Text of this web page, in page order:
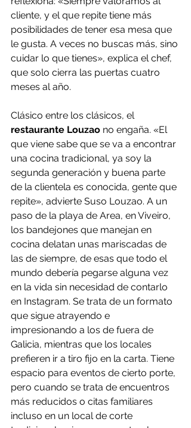
cliente, y el que repite tiene más
posibilidades de tener esa mesa que
le gusta. A veces no buscas más, sino
cuidar lo que tienes», explica el chef,
que solo cierra las puertas cuatro
meses al año.
Clásico entre los clásicos, el
restaurante Louzao no engaña. «El
que viene sabe que se va a encontrar
una cocina tradicional, ya soy la
segunda generación y buena parte
de la clientela es conocida, gente que
repite», advierte Suso Louzao. A un
paso de la playa de Area, en Viveiro,
los bandejones que manejan en
cocina delatan unas mariscadas de
las de siempre, de esas que todo el
mundo debería pegarse alguna vez
en la vida sin necesidad de contarlo
en Instagram. Se trata de un formato
que sigue atrayendo e
impresionando a los de fuera de
Galicia, mientras que los locales
prefieren ir a tiro fijo en la carta. Tiene
espacio para eventos de cierto porte,
pero cuando se trata de encuentros
más reducidos o citas familiares
incluso en un local de corte